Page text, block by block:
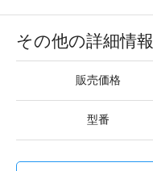
その他の詳細情報
販売価格
型番